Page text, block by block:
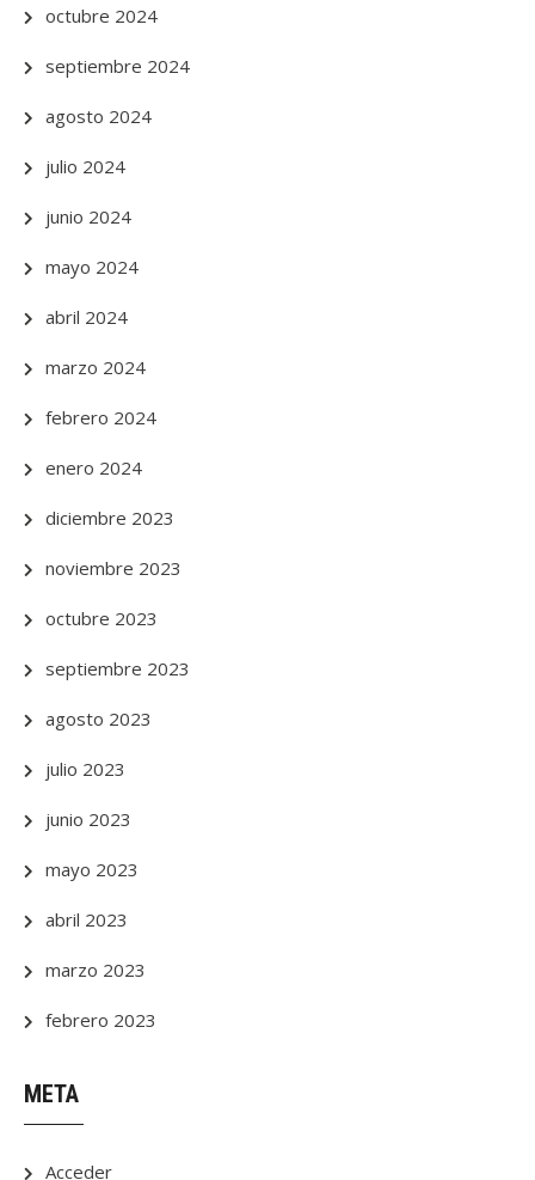
octubre 2024
septiembre 2024
agosto 2024
julio 2024
junio 2024
mayo 2024
abril 2024
marzo 2024
febrero 2024
enero 2024
diciembre 2023
noviembre 2023
octubre 2023
septiembre 2023
agosto 2023
julio 2023
junio 2023
mayo 2023
abril 2023
marzo 2023
febrero 2023
META
Acceder